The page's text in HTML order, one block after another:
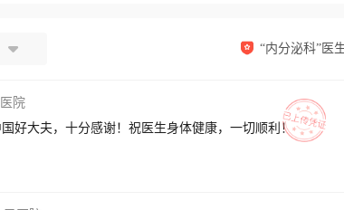
“内分泌科”医
院
好大夫，十分感谢！祝医生身体健康，一切顺利！